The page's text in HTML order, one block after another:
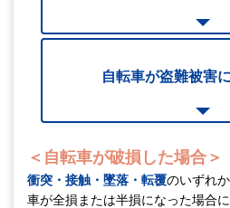
自転車が盗難被害
＜自転車が破損した場合＞
衝突・接触・墜落・転覆のいずれか
車が全損または半損になった場合